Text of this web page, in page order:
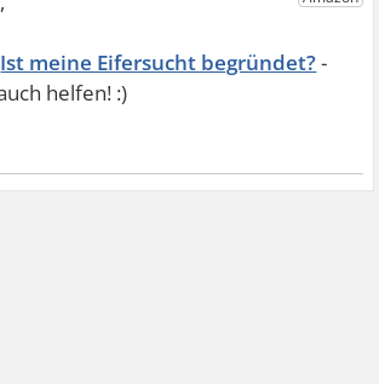
Ist meine Eifersucht begründet?